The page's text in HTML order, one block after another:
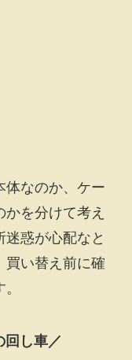
体なのか、ケー
を分けて考え
惑が心配なと
買い替え前に確
回し車／